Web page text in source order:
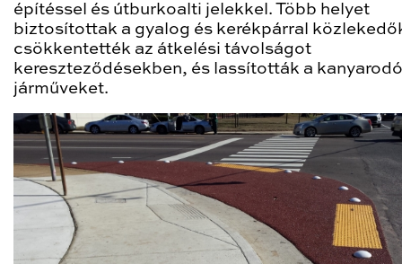
építéssel és útburkoalti jelekkel. Több helyet
biztosítottak a gyalog és kerékpárral
csökkentették az átkelési távolságot
kereszteződésekben, és lassították a kanyarodó
járműveket.